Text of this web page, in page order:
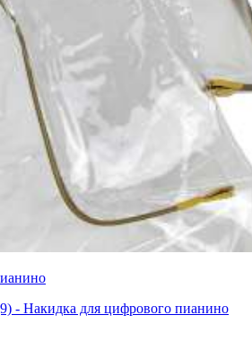
- Накидка для цифрового пианино